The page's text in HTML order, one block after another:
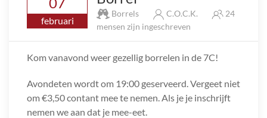
februari
Borrels C.O.C.K.
24
mensen zijn ingeschreven
Kom vanavond weer gezellig borrelen in de 7C!
Avondeten wordt om 19:00 geserveerd. Vergeet niet
om €3,50 contant mee te nemen. Als je je inschrijft
nemen we aan dat je mee-eet.